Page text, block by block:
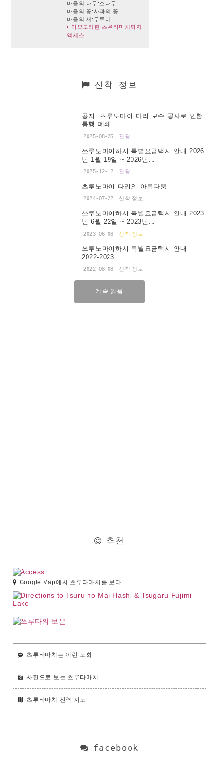
마을의 나무:소나무
마을의 꽃:사과의 꽃
마을의 새:두루미
아오모리현 츠루타마치까지
액세스
신착 정보
공지: 츠루노마이 다리 보수 공사로 인한
통행 폐쇄
2025-08-25 관광
쓰루노마이하시 특별요금택시 안내 2026
년 1월 19일 ~ 2026년...
2025-12-12 관광
츠루노마이 다리의 아름다움
2024-07-22 신착 정보
쓰루노마이하시 특별요금택시 안내 2023
년 6월 22일 ~ 2023년...
2023-06-06 신착 정보
쓰루노마이하시 특별요금택시 안내
2022-2023
2022-08-08 신착 정보
계속 읽음
추천
Google Map에서 츠루타마치를 보다
츠루타마치는 이런 도회
사진으로 보는 츠루타마치
츠루타마치 전역 지도
facebook